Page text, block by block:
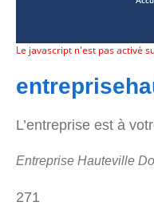
L’entreprise est à
Entreprise Hauteville
271